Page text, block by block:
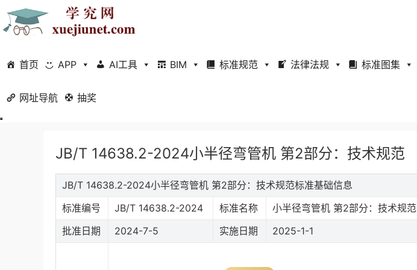
首页 APP AI工具 BIM 标准规范 法律法规 标准图集
网址导航 抽奖
当前位置：首页
JB/T 14638.2-2024小半径弯管机 第2部分：技术规范
JB/T 14638.2-2024小半径弯管机 第2部分：技术规范标准基础信息
标准编号
JB/T 14638.2-2024 标准名称
小半径弯管机 第2部分：技术规范
批准日期
2024-7-5 实施日期 2025-1-1